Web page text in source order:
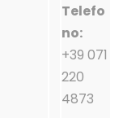
Telefo
no:
+39 071
220
4873